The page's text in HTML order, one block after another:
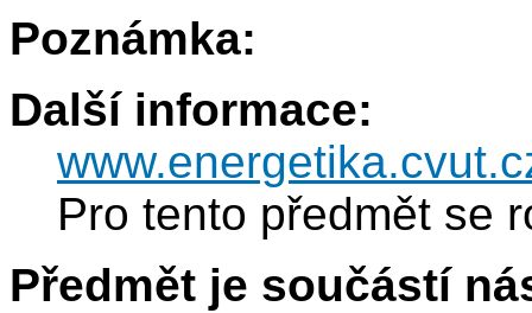
Poznámka:
Další informace:
Pro tento předmět se
Předmět je součástí